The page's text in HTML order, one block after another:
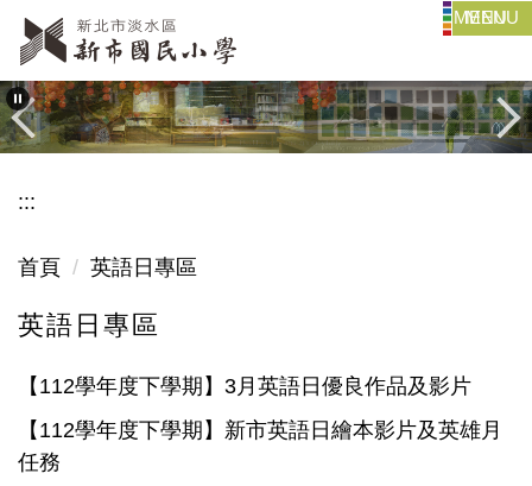
跳
到
主
要
內
區
MENU
:::
首頁 英語日專區
英語日專區
【112學年度下學期】3月英語日優良作品及影片
【112學年度下學期】新市英語日繪本影片及英雄月
任務